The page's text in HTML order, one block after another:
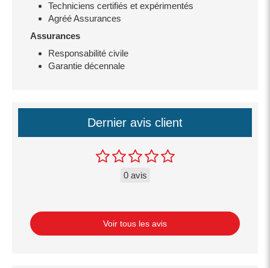
Techniciens certifiés et expérimentés
Agréé Assurances
Assurances
Responsabilité civile
Garantie décennale
Dernier avis client
0 avis
Voir tous les avis